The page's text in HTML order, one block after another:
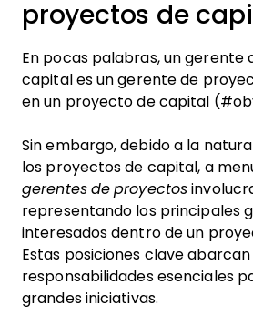
proyectos de
En pocas palabras, un gerente
capital es un gerente de
en un proyecto de capital
Sin embargo, debido a la
los proyectos de capital, a
gerentes de proyectos
representando los principales
interesados dentro de un
Estas posiciones clave
responsabilidades esenciales
grandes iniciativas.